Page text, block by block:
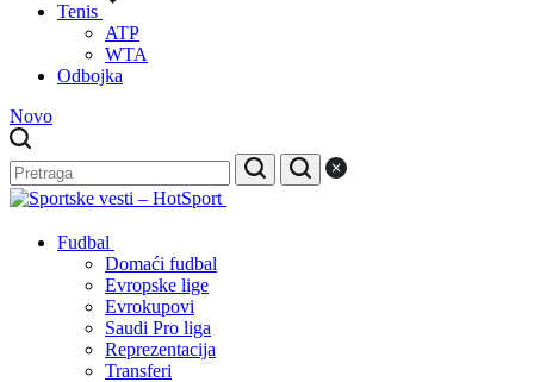
Tenis
ATP
WTA
Odbojka
Novo
Fudbal
Domaći fudbal
Evropske lige
Evrokupovi
Saudi Pro liga
Reprezentacija
Transferi